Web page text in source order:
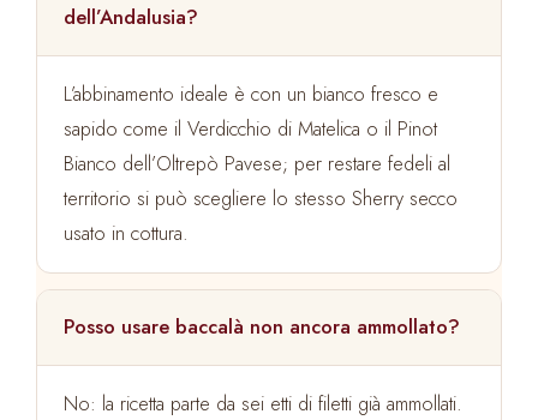
dell’Andalusia?
L’abbinamento ideale è con un bianco fresco e
sapido come il Verdicchio di Matelica o il Pinot
Bianco dell’Oltrepò Pavese; per restare fedeli al
territorio si può scegliere lo stesso Sherry secco
usato in cottura.
Posso usare baccalà non ancora ammollato?
No: la ricetta parte da sei etti di filetti già ammollati.